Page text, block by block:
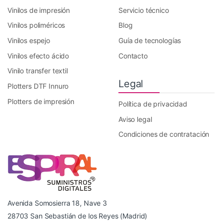
Vinilos de impresión
Vinilos poliméricos
Vinilos espejo
Vinilos efecto ácido
Vinilo transfer textil
Plotters DTF Innuro
Plotters de impresión
Servicio técnico
Blog
Guía de tecnologías
Contacto
Legal
Política de privacidad
Aviso legal
Condiciones de contratación
Avenida Somosierra 18, Nave 3
28703 San Sebastián de los Reyes (Madrid)